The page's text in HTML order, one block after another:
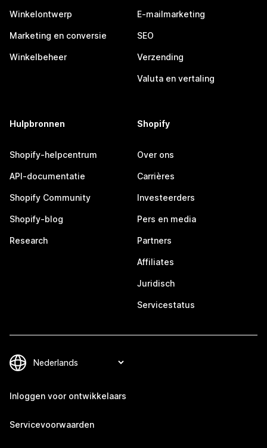
Winkelontwerp
Marketing en conversie
Winkelbeheer
E-mailmarketing
SEO
Verzending
Valuta en vertaling
Hulpbronnen
Shopify-helpcentrum
API-documentatie
Shopify Community
Shopify-blog
Research
Shopify
Over ons
Carrières
Investeerders
Pers en media
Partners
Affiliates
Juridisch
Servicestatus
Inloggen voor ontwikkelaars
Servicevoorwaarden